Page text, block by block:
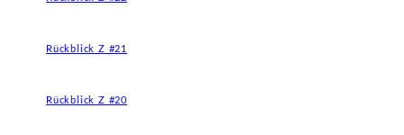
Rückblick Z #21
Rückblick Z #20